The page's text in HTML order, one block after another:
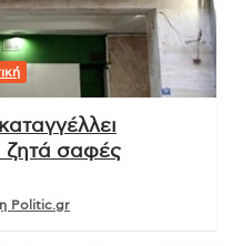
ζητά σαφές
Politic.gr